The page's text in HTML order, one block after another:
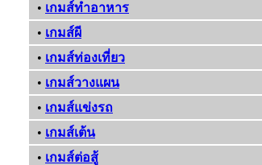
• เกมส์ทําอาหาร
• เกมส์ผี
• เกมส์ท่องเที่ยว
• เกมส์วางแผน
• เกมส์แข่งรถ
• เกมส์เต้น
• เกมส์ต่อสู้